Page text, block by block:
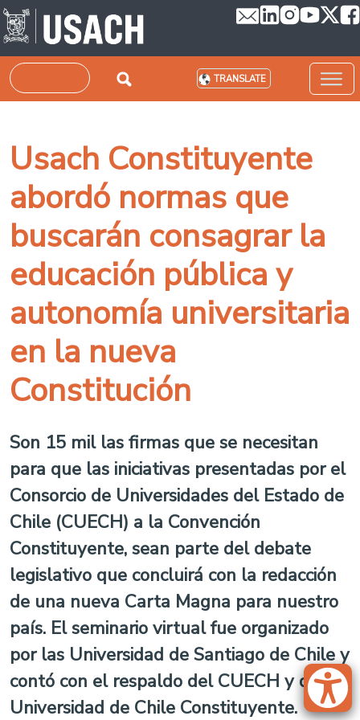
Skip to main content
Search TRANSLATE
Usach Constituyente
abordó normas que
buscarán consagrar la
educación pública y
autonomía universitaria
en la nueva
Constitución
Son 15 mil las firmas que se necesitan
para que las iniciativas presentadas por el
Consorcio de Universidades del Estado de
Chile (CUECH) a la Convención
Constituyente, sean parte del debate
legislativo que concluirá con la redacción
de una nueva Carta Magna para nuestro
país. El seminario virtual fue organizado
por las Universidad de Santiago de Chile y
contó con el respaldo del CUECH y de
Universidad de Chile Constituyente.